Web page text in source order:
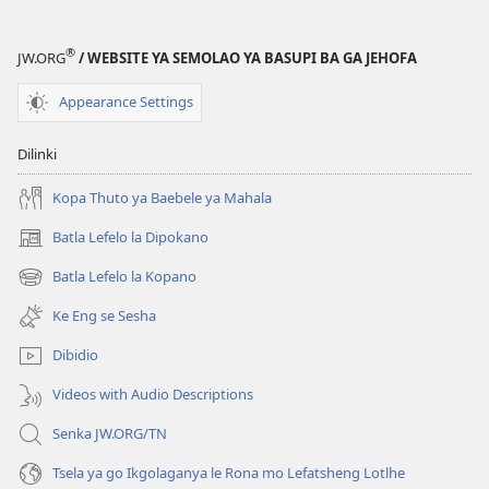
Ithutang
se
JW.ORG® / WEBSITE YA SEMOLAO YA BASUPI BA GA JEHOFA
Appearance Settings
Dilinki
Kopa Thuto ya Baebele ya Mahala
Batla Lefelo la Dipokano
(e
bula
tsebe
nngwe)
Batla Lefelo la Kopano
(e
bula
tsebe
e
nngwe)
Ke Eng se Sesha
Dibidio
Videos with Audio Descriptions
Senka JW.ORG/TN
Tsela ya go Ikgolaganya le Rona mo Lefatsheng Lotlhe